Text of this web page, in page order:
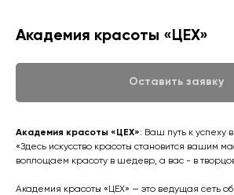
Академия красоты «ЦЕХ»
Оставить заявку
Академия красоты «ЦЕХ»: Ваш путь к успеху
«Здесь искусство красоты становится вашим
воплощаем красоту в шедевр, а вас - в
Академия красоты «ЦЕХ» — это ведущая сеть